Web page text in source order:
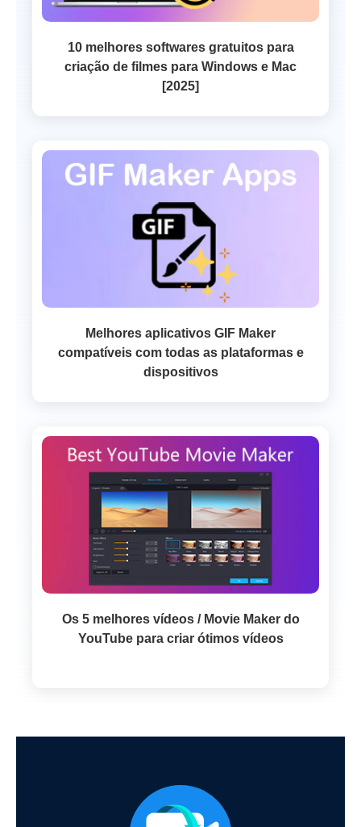
10 melhores softwares gratuitos para
criação de filmes para Windows e Mac
[2025]
Melhores aplicativos GIF Maker
compatíveis com todas as plataformas e
dispositivos
Os 5 melhores vídeos / Movie Maker do
YouTube para criar ótimos vídeos